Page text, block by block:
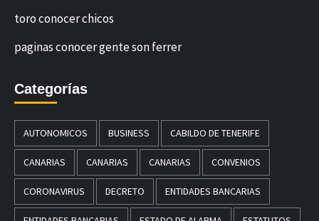
toro conocer chicos
paginas conocer gente son ferrer
Categorías
AUTONOMICOS BUSINESS CABILDO DE TENERIFE
CANARIAS CANARIAS CANARIAS CONVENIOS
CORONAVIRUS DECRETO ENTIDADES BANCARIAS